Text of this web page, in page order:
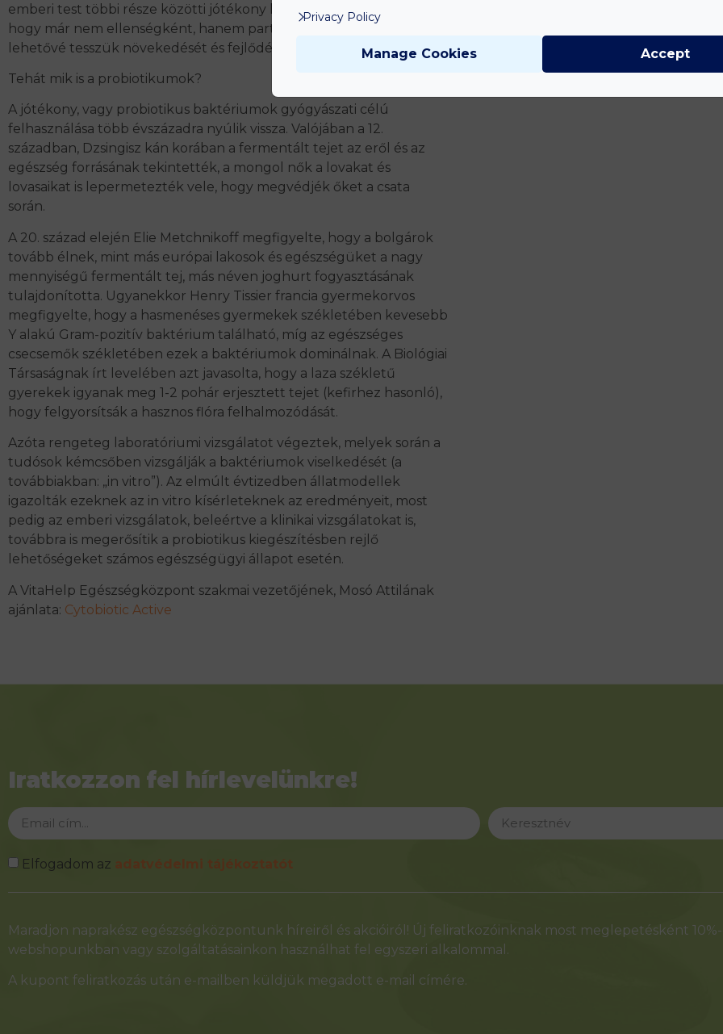
emberi test többi része közötti jótékony kölcsönhatásokról. Azáltal,
hogy már nem ellenségként, hanem partnerként tekintünk rá,
lehetővé tesszük növekedését és fejlődését születésünktől kezdve.
Tehát mik is a probiotikumok?
A jótékony, vagy probiotikus baktériumok gyógyászati célú
felhasználása több évszázadra nyúlik vissza. Valójában a 12.
században, Dzsingisz kán korában a fermentált tejet az eről és az
egészség forrásának tekintették, a mongol nők a lovakat és
lovasaikat is lepermetezték vele, hogy megvédjék őket a csata
során.
A 20. század elején Elie Metchnikoff megfigyelte, hogy a bolgárok
tovább élnek, mint más európai lakosok és egészségüket a nagy
mennyiségű fermentált tej, más néven joghurt fogyasztásának
tulajdonította. Ugyanekkor Henry Tissier francia gyermekorvos
megfigyelte, hogy a hasmenéses gyermekek székletében kevesebb
Y alakú Gram-pozitív baktérium található, míg az egészséges
csecsemők székletében ezek a baktériumok dominálnak. A Biológiai
Társaságnak írt levelében azt javasolta, hogy a laza székletű
gyerekek igyanak meg 1-2 pohár erjesztett tejet (kefirhez hasonló),
hogy felgyorsítsák a hasznos flóra felhalmozódását.
Azóta rengeteg laboratóriumi vizsgálatot végeztek, melyek során a
tudósok kémcsőben vizsgálják a baktériumok viselkedését (a
továbbiakban: „in vitro”). Az elmúlt évtizedben állatmodellek
igazolták ezeknek az in vitro kísérleteknek az eredményeit, most
pedig az emberi vizsgálatok, beleértve a klinikai vizsgálatokat is,
továbbra is megerősítik a probiotikus kiegészítésben rejlő
lehetőségeket számos egészségügyi állapot esetén.
A VitaHelp Egészségközpont szakmai vezetőjének, Mosó Attilának
ajánlata: Cytobiotic Active
Iratkozzon fel hírlevelünkre!
Elfogadom az
Alternative:
Maradjon naprakész egészségközpontunk híreiről és akcióiról! Új feliratkozóinknak most meglepetésként
webshopunkban vagy szolgáltatásainkon használhat fel egyszeri alkalommal.
A kupont feliratkozás után e-mailben küldjük megadott e-mail címére.
Privacy Policy
Manage Cookies Accept